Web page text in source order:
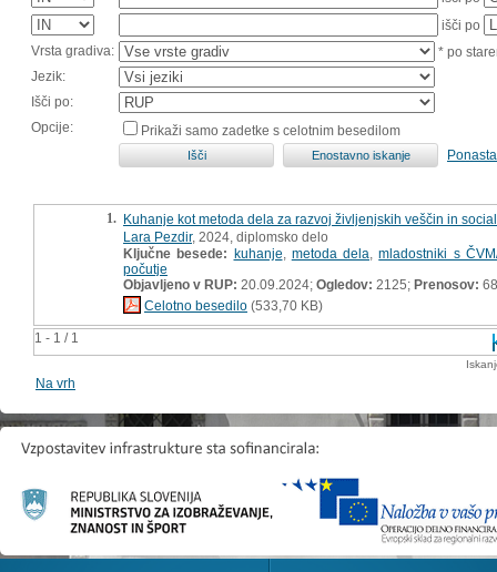
išči po
Vrsta gradiva:
* po
Jezik:
Išči po:
Opcije:
Prikaži samo zadetke s celotnim besedilom
1 - 1 / 1
1. Kuhanje kot metoda dela za razvoj življenjskih veščin in
Lara Pezdir, 2024, diplomsko delo
Ključne besede: kuhanje metoda dela ,mladostniki s
počutje
Objavljeno v RUP: 20.09.2024; Ogledov: 2125; Prenosov: 68
Celotno besedilo (533,70 KB)
Na vrh